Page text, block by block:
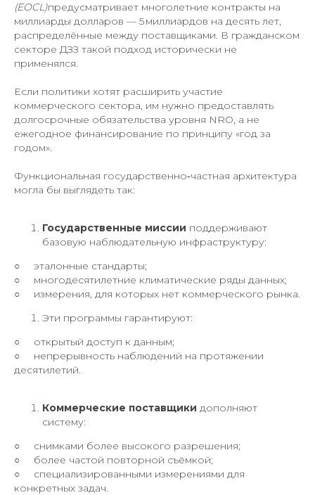
(EOCL)предусматривает многолетние контракты на
миллиарды долларов — 5 миллиардов на десять лет,
распределённые между поставщиками. В гражданском
секторе ДЗЗ такой подход исторически не
применялся.
Если политики хотят расширить участие
коммерческого сектора, им нужно предоставлять
долгосрочные обязательства уровня NRO, а не
ежегодное финансирование по принципу «год за
годом».
Функциональная государственно‑частная архитектура
могла бы выглядеть так:
Государственные миссии поддерживают
базовую наблюдательную инфраструктуру:
○ эталонные стандарты;
○ многодесятилетние климатические ряды данных;
○ измерения, для которых нет коммерческого рынка.
Эти программы гарантируют:
○ открытый доступ к данным;
○ непрерывность наблюдений на протяжении
десятилетий.
Коммерческие поставщики дополняют
систему:
○ снимками более высокого разрешения;
○ более частой повторной съёмкой;
○ специализированными измерениями для
конкретных задач.